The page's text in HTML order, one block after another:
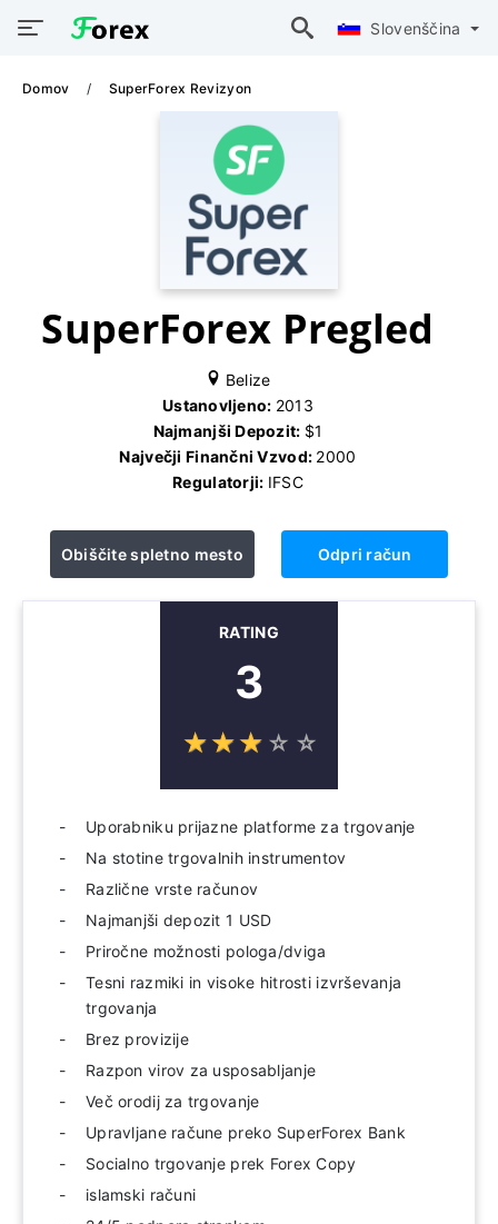
Slovenščina
Domov SuperForex Revizyon
SuperForex Pregled
Belize
Ustanovljeno: 2013
Najmanjši Depozit: $1
Največji Finančni Vzvod: 2000
Regulatorji: IFSC
Obiščite spletno mesto Odpri račun
RATING
3
☆☆☆ ☆ ☆
★★★ ★ ★
Uporabniku prijazne platforme za trgovanje
Na stotine trgovalnih instrumentov
Različne vrste računov
Najmanjši depozit 1 USD
Priročne možnosti pologa/dviga
Tesni razmiki in visoke hitrosti izvrševanja
trgovanja
Brez provizije
Razpon virov za usposabljanje
Več orodij za trgovanje
Upravljane račune preko SuperForex Bank
Socialno trgovanje prek Forex Copy
islamski računi